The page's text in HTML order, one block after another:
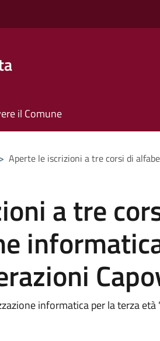
il Comune
> Aperte le iscrizioni a tre corsi di
a tre
informatica per la terza età